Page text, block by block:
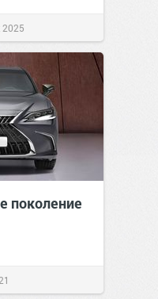
2025
поколение